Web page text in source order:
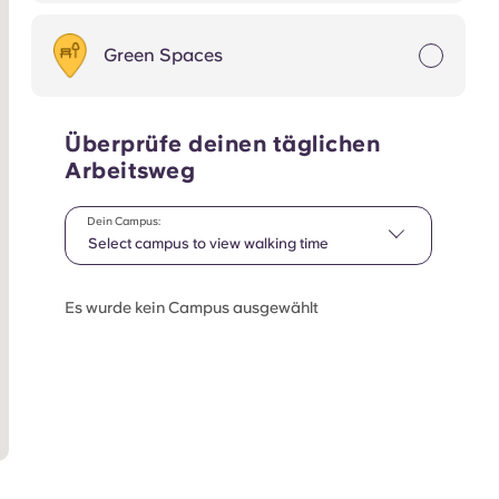
Green Spaces
Überprüfe deinen täglichen
Arbeitsweg
Select campus to view walking time
Dein Campus:
Es wurde kein Campus ausgewählt